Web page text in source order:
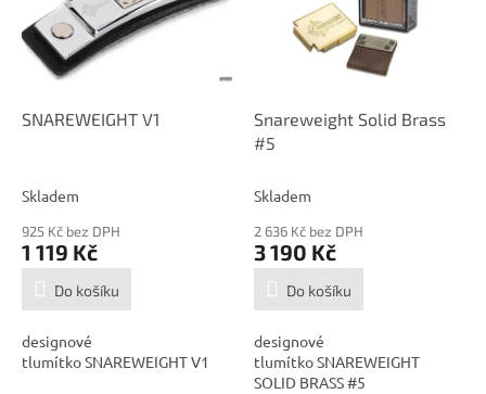
SNAREWEIGHT V1
Skladem
925 Kč bez DPH
1 119 Kč
Do košíku
designové
tlumítko SNAREWEIGHT V1
Snareweight Solid Brass
#5
Skladem
2 636 Kč bez DPH
3 190 Kč
Do košíku
designové
tlumítko SNAREWEIGHT
SOLID BRASS #5